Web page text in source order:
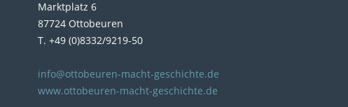
Marktplatz 6
87724 Ottobeuren
T. +49 (0)8332/9219-50
info@ottobeuren-macht-geschichte.de
www.ottobeuren-macht-geschichte.de